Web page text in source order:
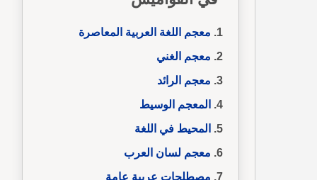
معجم اللغة العربية المعاصرة
معجم الغني
معجم الرائد
المعجم الوسيط
المحيط في اللغة
معجم لسان العرب
مصطلحات عربية عامة